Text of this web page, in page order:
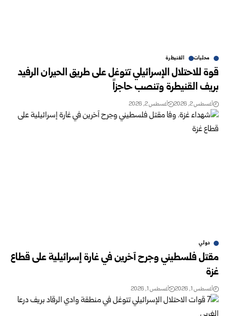
محليات القنيطرة
قوة للاحتلال الإسرائيلي تتوغل على طريق الحيران الرفيد
بريف القنيطرة وتنصب ‏حاجزاً
أغسطس 2, 2026 أغسطس 2, 2026
دولي
مقتل فلسطيني وجرح آخرين في غارة إسرائيلية على قطاع
غزة
أغسطس 1, 2026 أغسطس 1, 2026